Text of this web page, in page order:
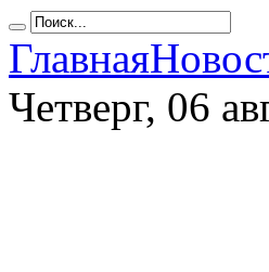
Главная
Четверг, 06